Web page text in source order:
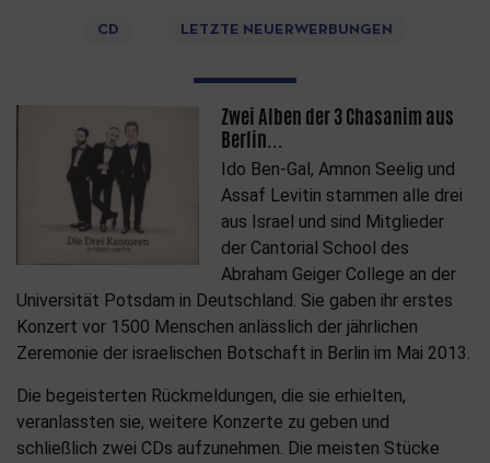
CD LETZTE NEUERWERBUNGEN
Zwei Alben der 3 Chasanim aus
Berlin...
Ido Ben-Gal, Amnon Seelig und
Assaf Levitin stammen alle drei
aus Israel und sind Mitglieder
der Cantorial School des
Abraham Geiger College an der
Universität Potsdam in Deutschland. Sie gaben ihr erstes
Konzert vor 1500 Menschen anlässlich der jährlichen
Zeremonie der israelischen Botschaft in Berlin im Mai 2013.
Die begeisterten Rückmeldungen, die sie erhielten,
veranlassten sie, weitere Konzerte zu geben und
schließlich zwei CDs aufzunehmen. Die meisten Stücke